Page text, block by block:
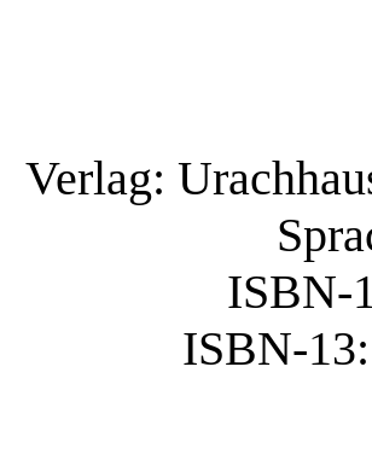
Verlag:
ISBN-
ISBN-